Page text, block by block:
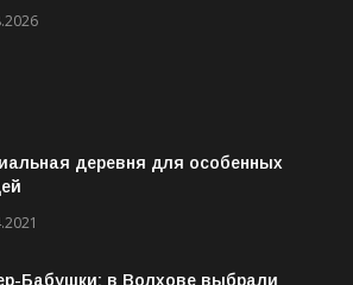
на стадионе «Локомотив»
деревня для особенных